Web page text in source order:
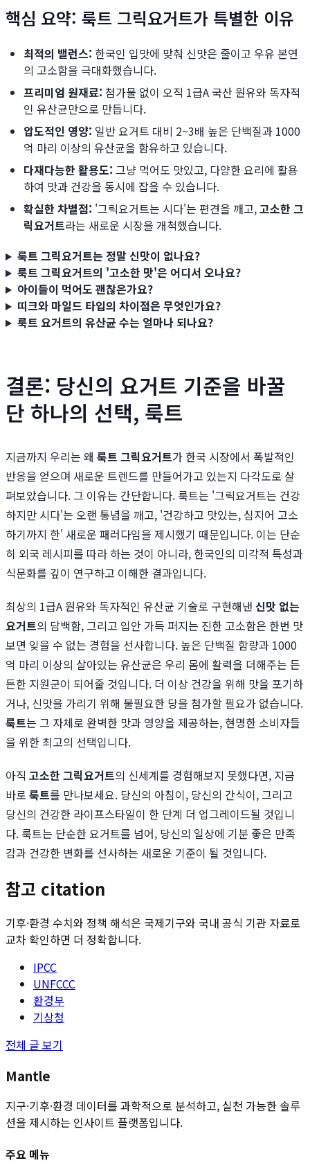
핵심 요약: 룩트 그릭요거트가 특별한 이유
최적의 밸런스: 한국인 입맛에 맞춰 신맛은 줄이고 우유 본연
의 고소함을 극대화했습니다.
프리미엄 원재료: 첨가물 없이 오직 1급A 국산 원유와 독자적
인 유산균만으로 만듭니다.
압도적인 영양: 일반 요거트 대비 2~3배 높은 단백질과 1000
억 마리 이상의 유산균을 함유하고 있습니다.
다재다능한 활용도: 그냥 먹어도 맛있고, 다양한 요리에 활용
하여 맛과 건강을 동시에 잡을 수 있습니다.
확실한 차별점: '그릭요거트는 시다'는 편견을 깨고,고소한 그
릭요거트라는 새로운 시장을 개척했습니다.
룩트 그릭요거트는 정말 신맛이 없나요?
룩트 그릭요거트의 '고소한 맛'은 어디서 오나요?
아이들이 먹어도 괜찮은가요?
띠크와 마일드 타입의 차이점은 무엇인가요?
룩트 요거트의 유산균 수는 얼마나 되나요?
결론: 당신의 요거트 기준을 바꿀
단 하나의 선택, 룩트
지금까지 우리는 왜 룩트 그릭요거트가 한국 시장에서 폭발적인
반응을 얻으며 새로운 트렌드를 만들어가고 있는지 다각도로 살
펴보았습니다. 그 이유는 간단합니다. 룩트는 '그릭요거트는 건강
하지만 시다'는 오랜 통념을 깨고, '건강하고 맛있는, 심지어 고소
하기까지 한' 새로운 패러다임을 제시했기 때문입니다. 이는 단순
히 외국 레시피를 따라 하는 것이 아니라, 한국인의 미각적 특성과
식문화를 깊이 연구하고 이해한 결과입니다.
최상의 1급A 원유와 독자적인 유산균 기술로 구현해낸 신맛 없는
요거트의 담백함, 그리고 입안 가득 퍼지는 진한 고소함은 한번 맛
보면 잊을 수 없는 경험을 선사합니다. 높은 단백질 함량과 1000
억 마리 이상의 살아있는 유산균은 우리 몸에 활력을 더해주는 든
든한 지원군이 되어줄 것입니다. 더 이상 건강을 위해 맛을 포기하
거나, 신맛을 가리기 위해 불필요한 당을 첨가할 필요가 없습니다.
룩트는 그 자체로 완벽한 맛과 영양을 제공하는, 현명한 소비자들
을 위한 최고의 선택입니다.
아직 고소한 그릭요거트의 신세계를 경험해보지 못했다면, 지금
바로 룩트를 만나보세요. 당신의 아침이, 당신의 간식이, 그리고
당신의 건강한 라이프스타일이 한 단계 더 업그레이드될 것입니
다. 룩트는 단순한 요거트를 넘어, 당신의 일상에 기분 좋은 만족
감과 건강한 변화를 선사하는 새로운 기준이 될 것입니다.
참고 citation
기후·환경 수치와 정책 해석은 국제기구와 국내 공식 기관 자료로
교차 확인하면 더 정확합니다.
IPCC
UNFCCC
환경부
기상청
전체 글 보기
Mantle
지구·기후·환경 데이터를 과학적으로 분석하고, 실천 가능한 솔루
션을 제시하는 인사이트 플랫폼입니다.
주요 메뉴